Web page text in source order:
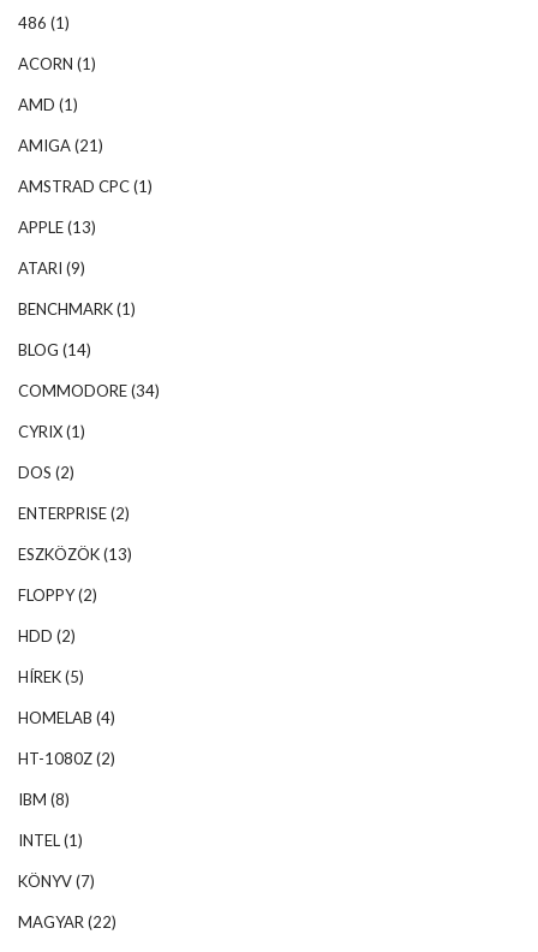
486 (1)
ACORN (1)
AMD (1)
AMIGA(21)
AMSTRAD CPC(1)
APPLE(13)
ATARI (9)
BENCHMARK(1)
BLOG (14)
COMMODORE(34)
CYRIX(1)
DOS (2)
ENTERPRISE(2)
ESZKÖZÖK(13)
FLOPPY(2)
HDD (2)
HÍREK(5)
HOMELAB (4)
HT-1080Z(2)
IBM (8)
INTEL(1)
KÖNYV(7)
MAGYAR (22)